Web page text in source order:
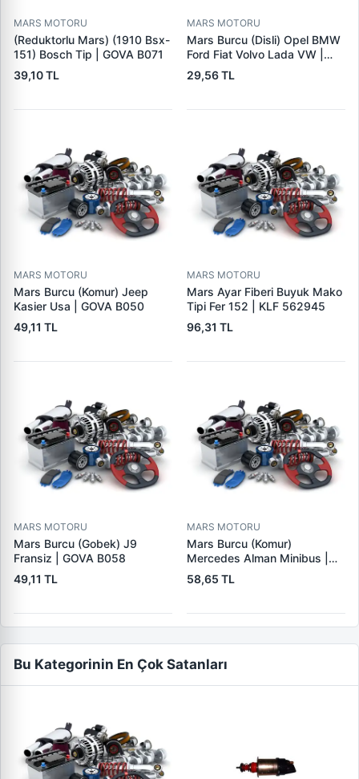
MARS MOTORU
(Reduktorlu Mars) (1910 Bsx-
151) Bosch Tip | GOVA B071
39,10 TL
MARS MOTORU
Mars Burcu (Disli) Opel BMW
Ford Fiat Volvo Lada VW |
GOVA B090
29,56 TL
MARS MOTORU
Mars Burcu (Komur) Jeep
Kasier Usa | GOVA B050
49,11 TL
MARS MOTORU
Mars Ayar Fiberi Buyuk Mako
Tipi Fer 152 | KLF 562945
96,31 TL
MARS MOTORU
Mars Burcu (Gobek) J9
Fransiz | GOVA B058
49,11 TL
MARS MOTORU
Mars Burcu (Komur)
Mercedes Alman Minibus |
GOVA B035
58,65 TL
Bu Kategorinin En Çok Satanları